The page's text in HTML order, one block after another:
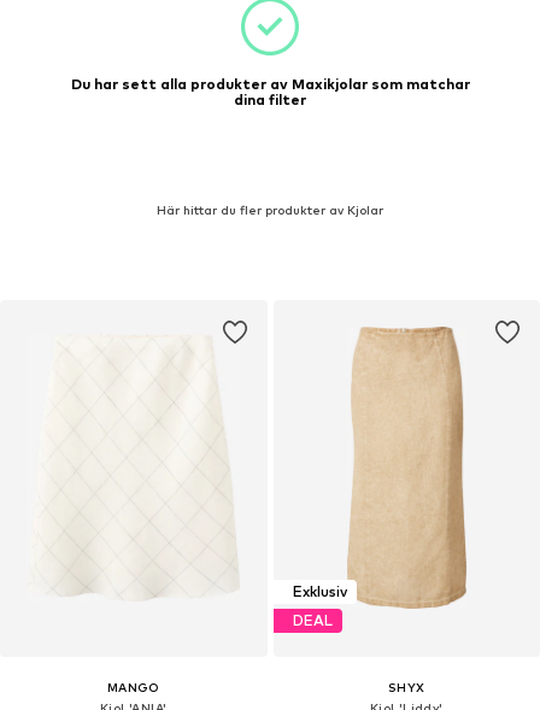
Du har sett alla produkter av Maxikjolar som matchar
dina filter
Här hittar du fler produkter av Kjolar
MANGO
Exklusiv
DEAL
SHYX